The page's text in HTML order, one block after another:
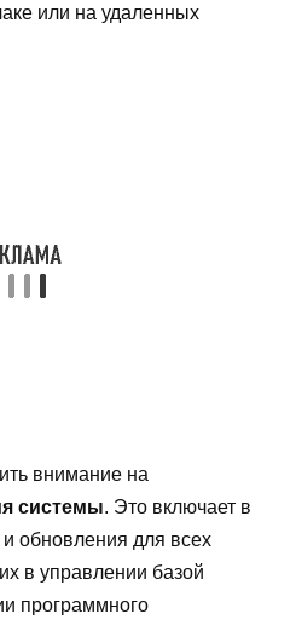
или на удаленных
внимание на
системы. Это включает в
обновления для всех
в управлении базой
программного